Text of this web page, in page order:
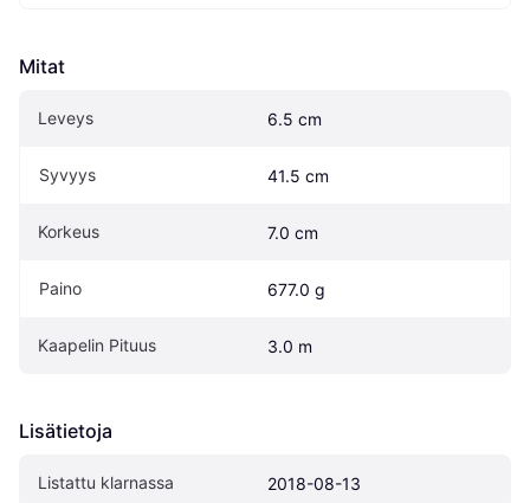
Mitat
Leveys 6.5 cm
Syvyys 41.5 cm
Korkeus 7.0 cm
Paino 677.0 g
Kaapelin Pituus 3.0 m
Lisätietoja
Listattu klarnassa 2018-08-13